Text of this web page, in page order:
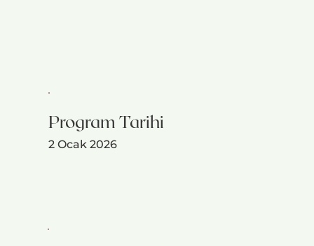
Program Tarihi
2 Ocak 2026